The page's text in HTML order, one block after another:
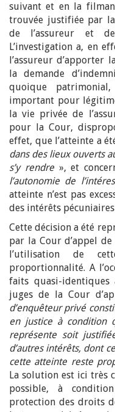
suivant et en la
trouvée justifiée par
de l’assureur et
L’investigation a, en
l’assureur d’apporter
la demande
quoique
important pour
la vie privée de
pour la Cour,
effet, que l’atteinte a
dans des lieux ouverts
s’y rendre», et
l’autonomie de
atteinte n’est pas
des intérêts pécuniaires
Cette décision a été
par la Cour d’appel
l’utilisation de
proportionnalité. A
faits quasi-identiques
juges de la Cour
d’enquêteur privé
en justice à condition
représente soit
d’autres intérêts, dont
cette atteinte reste
La solution est ici très
possible, à
protection des droits